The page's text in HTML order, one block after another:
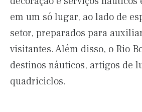
em um só lugar, ao lado de
setor, preparados para
visitantes. Além disso, o Rio
destinos náuticos, artigos de
quadriciclos.